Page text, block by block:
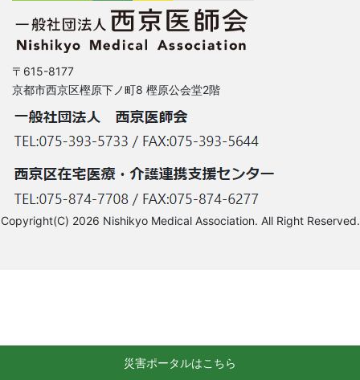
〒615-8177
京都市西京区樫原下ノ町8 樫原公会堂2階
Copyright(C) 2026 Nishikyo Medical Association. All Right Reserved.
災害ポータルはこちら